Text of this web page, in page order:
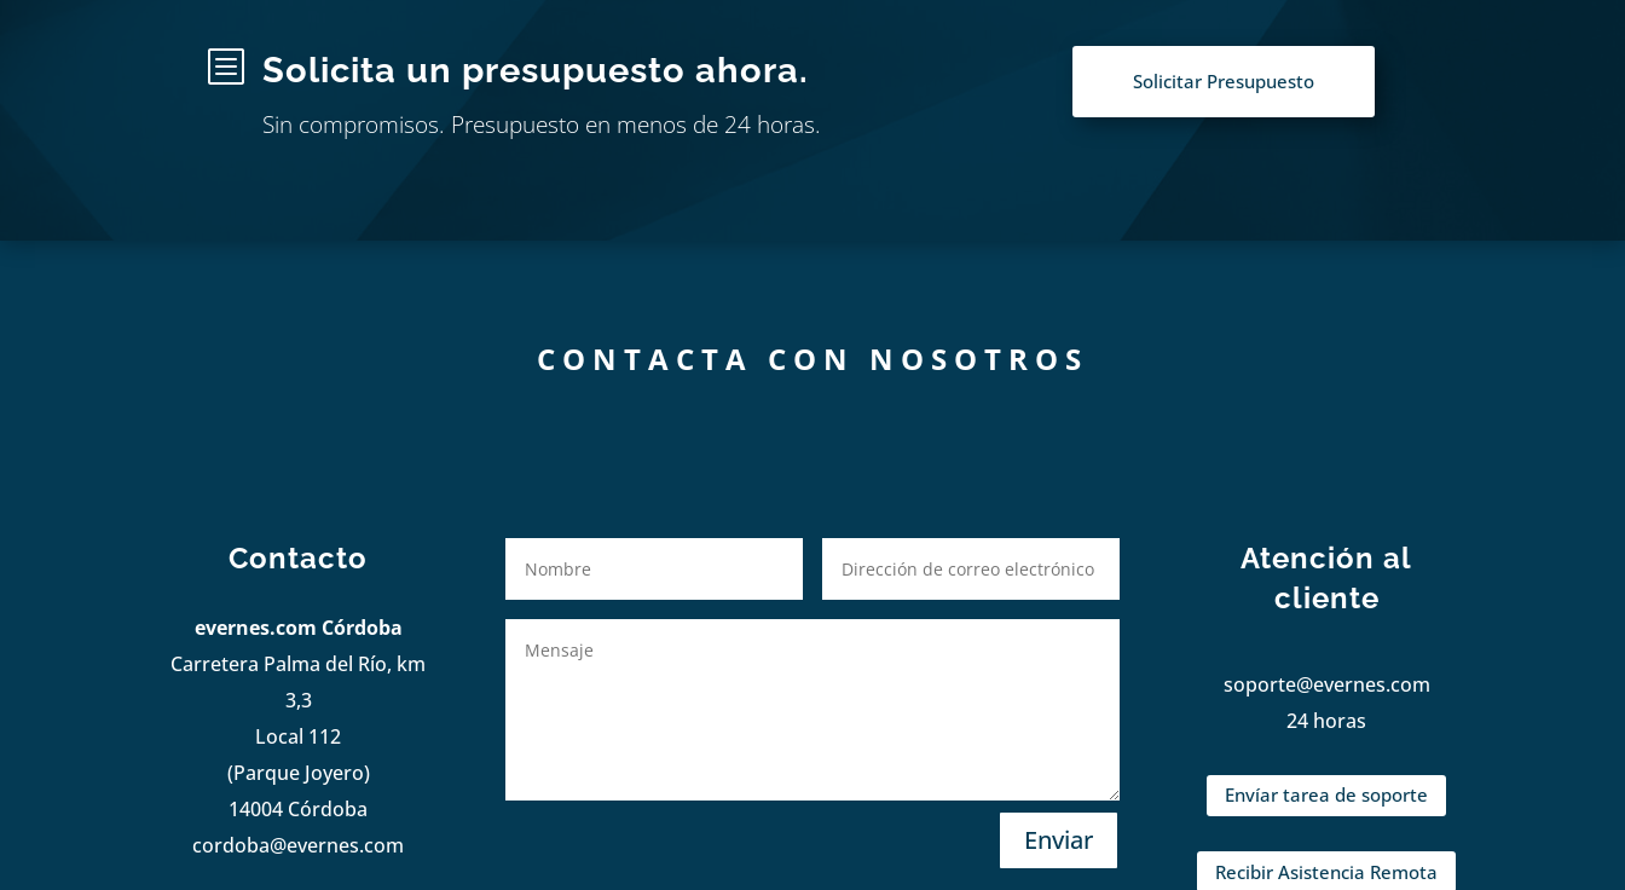
b Solicita un presupuesto ahora.
Sin compromisos. Presupuesto en menos de 24 horas.
Solicitar Presupuesto
CONTACTA CON NOSOTROS
Contacto
evernes.com Córdoba
Carretera Palma del Río, km
3,3
Local 112
(Parque Joyero)
14004 Córdoba
cordoba@evernes.com
Enviar
Atención al
cliente
soporte@evernes.com
24 horas
Envíar tarea de soporte
Recibir Asistencia Remota